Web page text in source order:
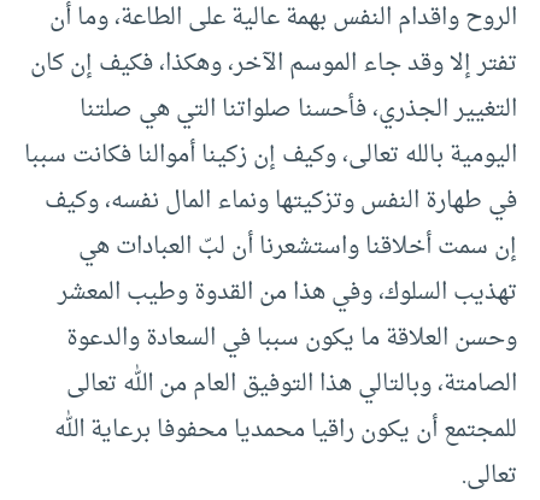
الروح واقدام النفس بهمة عالية على الطاعة، وما أن
تفتر إلا وقد جاء الموسم الآخر، وهكذا، فكيف إن كان
التغيير الجذري، فأحسنا صلواتنا التي هي صلتنا
اليومية بالله تعالى، وكيف إن زكينا أموالنا فكانت سببا
في طهارة النفس وتزكيتها ونماء المال نفسه، وكيف
إن سمت أخلاقنا واستشعرنا أن لبّ العبادات هي
تهذيب السلوك، وفي هذا من القدوة وطيب المعشر
وحسن العلاقة ما يكون سببا في السعادة والدعوة
الصامتة، وبالتالي هذا التوفيق العام من الله تعالى
للمجتمع أن يكون راقيا محمديا محفوفا برعاية الله
تعالى.